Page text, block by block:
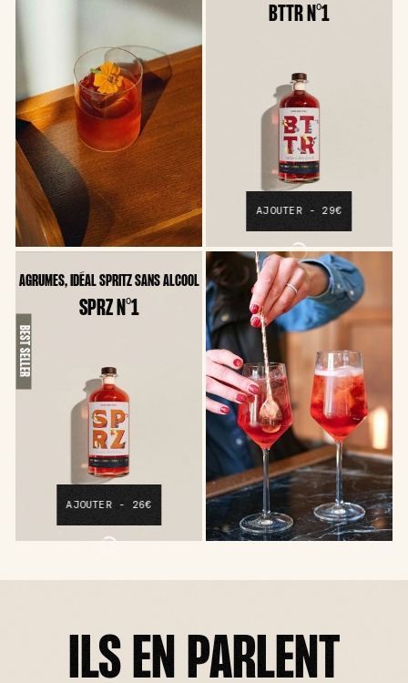
BTTR N°1
AJOUTER - 29€
BEST SELLER
AGRUMES, IDÉAL SPRITZ SANS ALCOOL
SPRZ N°1
AJOUTER - 26€
ILS EN PARLENT